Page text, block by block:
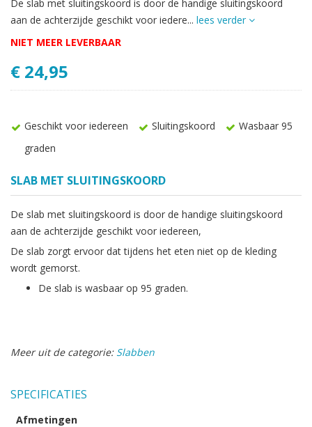
De slab met sluitingskoord is door de handige sluitingskoord
aan de achterzijde geschikt voor iedere... lees verder
NIET MEER LEVERBAAR
€ 24,95
Geschikt voor iedereen Sluitingskoord
Wasbaar 95
graden
SLAB MET SLUITINGSKOORD
De slab met sluitingskoord is door de handige sluitingskoord
aan de achterzijde geschikt voor iedereen,
De slab zorgt ervoor dat tijdens het eten niet op de kleding
wordt gemorst.
De slab is wasbaar op 95 graden.
Meer uit de categorie: Slabben
SPECIFICATIES
Afmetingen